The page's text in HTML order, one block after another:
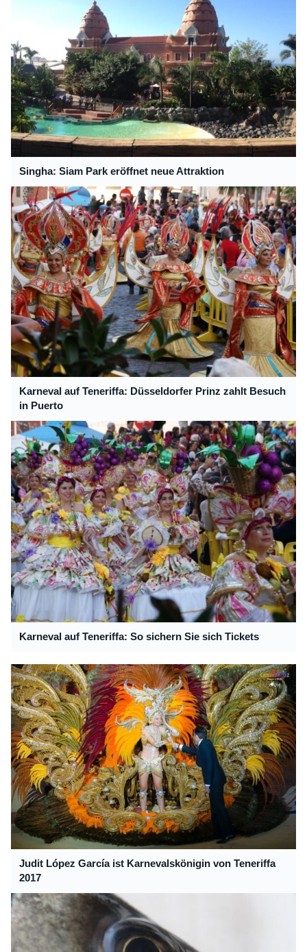
Singha: Siam Park eröffnet neue Attraktion
Karneval auf Teneriffa: Düsseldorfer Prinz zahlt Besuch
in Puerto
Karneval auf Teneriffa: So sichern Sie sich Tickets
Judit López García ist Karnevalskönigin von Teneriffa
2017